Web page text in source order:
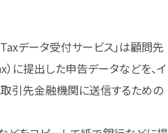
データ受付サービス」は顧問先
に提出した申告データなどを、イ
引先金融機関に送信するための